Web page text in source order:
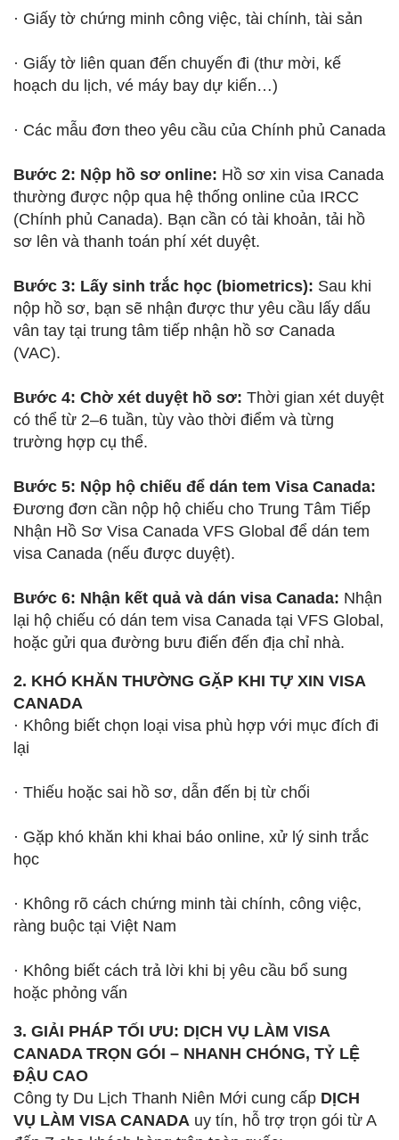
· Giấy tờ chứng minh công việc, tài chính, tài sản
· Giấy tờ liên quan đến chuyến đi (thư mời, kế
hoạch du lịch, vé máy bay dự kiến…)
· Các mẫu đơn theo yêu cầu của Chính phủ Canada
Bước 2: Nộp hồ sơ online: Hồ sơ xin visa Canada
thường được nộp qua hệ thống online của IRCC
(Chính phủ Canada). Bạn cần có tài khoản, tải hồ
sơ lên và thanh toán phí xét duyệt.
Bước 3: Lấy sinh trắc học (biometrics): Sau khi
nộp hồ sơ, bạn sẽ nhận được thư yêu cầu lấy dấu
vân tay tại trung tâm tiếp nhận hồ sơ Canada
(VAC).
Bước 4: Chờ xét duyệt hồ sơ: Thời gian xét duyệt
có thể từ 2–6 tuần, tùy vào thời điểm và từng
trường hợp cụ thể.
Bước 5: Nộp hộ chiếu để dán tem Visa Canada:
Đương đơn cần nộp hộ chiếu cho Trung Tâm Tiếp
Nhận Hồ Sơ Visa Canada VFS Global để dán tem
visa Canada (nếu được duyệt).
Bước 6: Nhận kết quả và dán visa Canada: Nhận
lại hộ chiếu có dán tem visa Canada tại VFS Global,
hoặc gửi qua đường bưu điến đến địa chỉ nhà.
2. KHÓ KHĂN THƯỜNG GẶP KHI TỰ XIN VISA
CANADA
· Không biết chọn loại visa phù hợp với mục đích đi
lại
· Thiếu hoặc sai hồ sơ, dẫn đến bị từ chối
· Gặp khó khăn khi khai báo online, xử lý sinh trắc
học
· Không rõ cách chứng minh tài chính, công việc,
ràng buộc tại Việt Nam
· Không biết cách trả lời khi bị yêu cầu bổ sung
hoặc phỏng vấn
3. GIẢI PHÁP TỐI ƯU: DỊCH VỤ LÀM VISA
CANADA TRỌN GÓI – NHANH CHÓNG, TỶ LỆ
ĐẬU CAO
Công ty Du Lịch Thanh Niên Mới cung cấp DỊCH
VỤ LÀM VISA CANADA uy tín, hỗ trợ trọn gói từ A